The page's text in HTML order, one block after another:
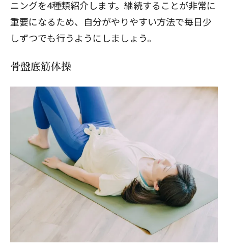
ニングを4種類紹介します。継続することが非常に
重要になるため、自分がやりやすい方法で毎日少
しずつでも行うようにしましょう。
骨盤底筋体操